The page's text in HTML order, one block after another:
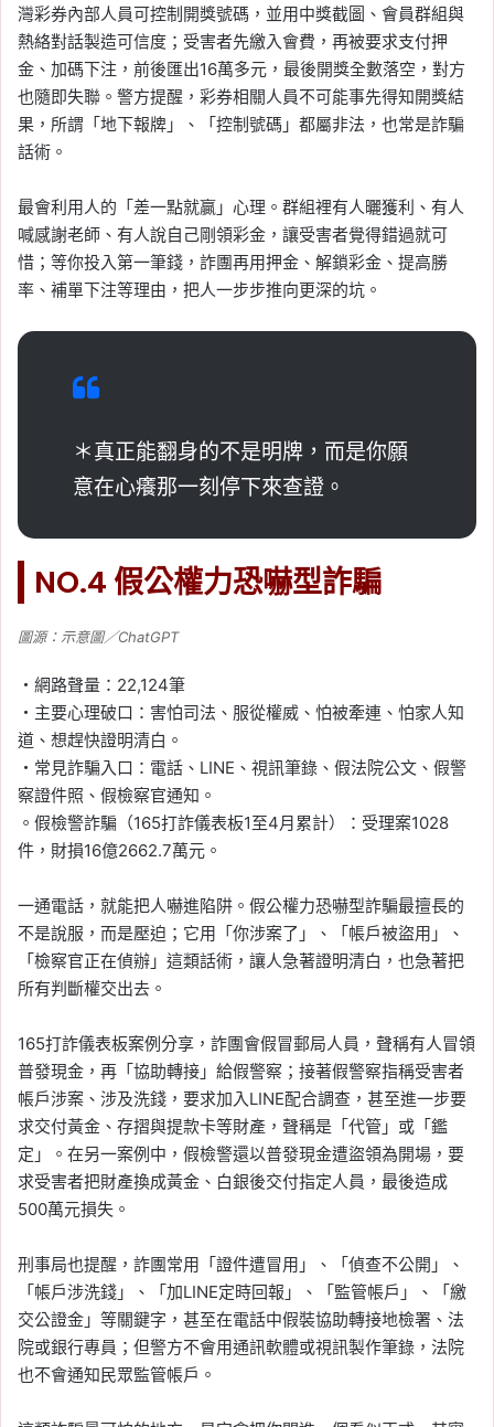
灣彩券內部人員可控制開獎號碼，並用中獎截圖、會員群組與
熱絡對話製造可信度；受害者先繳入會費，再被要求支付押
金、加碼下注，前後匯出16萬多元，最後開獎全數落空，對方
也隨即失聯。警方提醒，彩券相關人員不可能事先得知開獎結
果，所謂「地下報牌」、「控制號碼」都屬非法，也常是詐騙
話術。
最會利用人的「差一點就贏」心理。群組裡有人曬獲利、有人
喊感謝老師、有人說自己剛領彩金，讓受害者覺得錯過就可
惜；等你投入第一筆錢，詐團再用押金、解鎖彩金、提高勝
率、補單下注等理由，把人一步步推向更深的坑。
＊真正能翻身的不是明牌，而是你願
意在心癢那一刻停下來查證。
NO.4 假公權力恐嚇型詐騙
圖源：示意圖／ChatGPT
・網路聲量：22,124筆
・主要心理破口：害怕司法、服從權威、怕被牽連、怕家人知
道、想趕快證明清白。
・常見詐騙入口：電話、LINE、視訊筆錄、假法院公文、假警
察證件照、假檢察官通知。
。假檢警詐騙（165打詐儀表板1至4月累計）：受理案1028
件，財損16億2662.7萬元。
一通電話，就能把人嚇進陷阱。假公權力恐嚇型詐騙最擅長的
不是說服，而是壓迫；它用「你涉案了」、「帳戶被盜用」、
「檢察官正在偵辦」這類話術，讓人急著證明清白，也急著把
所有判斷權交出去。
165打詐儀表板案例分享，詐團會假冒郵局人員，聲稱有人冒領
普發現金，再「協助轉接」給假警察；接著假警察指稱受害者
帳戶涉案、涉及洗錢，要求加入LINE配合調查，甚至進一步要
求交付黃金、存摺與提款卡等財產，聲稱是「代管」或「鑑
定」。在另一案例中，假檢警還以普發現金遭盜領為開場，要
求受害者把財產換成黃金、白銀後交付指定人員，最後造成
500萬元損失。
刑事局也提醒，詐團常用「證件遭冒用」、「偵查不公開」、
「帳戶涉洗錢」、「加LINE定時回報」、「監管帳戶」、「繳
交公證金」等關鍵字，甚至在電話中假裝協助轉接地檢署、法
院或銀行專員；但警方不會用通訊軟體或視訊製作筆錄，法院
也不會通知民眾監管帳戶。